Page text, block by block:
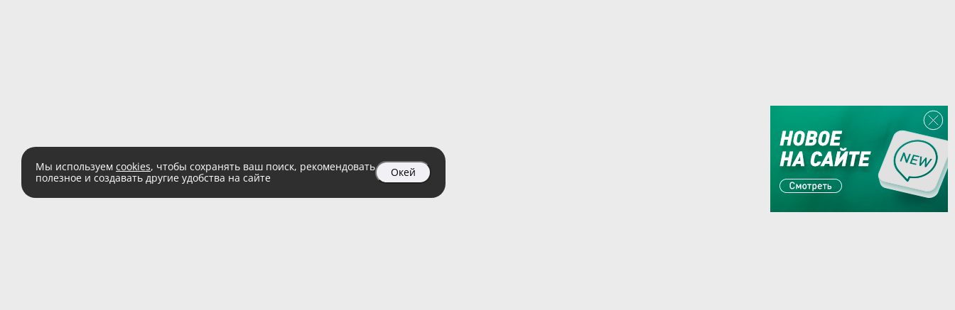
Мы используем cookies, чтобы сохранять ваш поиск, рекомендовать
полезное и создавать другие удобства на сайте
Окей